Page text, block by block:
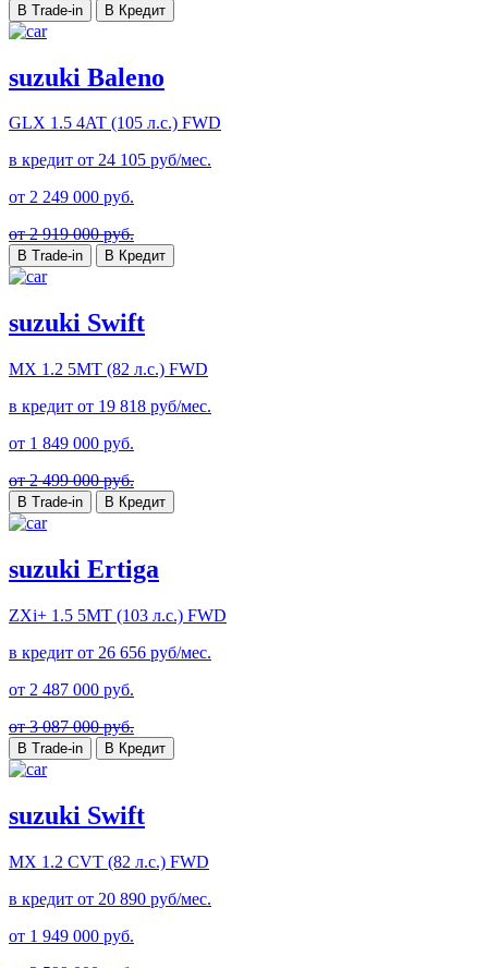
В Trade-in В Кредит
suzuki Baleno
GLX 1.5 4AT (105 л.с.) FWD
в кредит от 24 105 руб/мес.
от 2 249 000 руб.
от 2 919 000 руб.
В Trade-in В Кредит
suzuki Swift
MX 1.2 5MT (82 л.с.) FWD
в кредит от 19 818 руб/мес.
от 1 849 000 руб.
от 2 499 000 руб.
В Trade-in В Кредит
suzuki Ertiga
ZXi+ 1.5 5MT (103 л.с.) FWD
в кредит от 26 656 руб/мес.
от 2 487 000 руб.
от 3 087 000 руб.
В Trade-in В Кредит
suzuki Swift
MX 1.2 CVT (82 л.с.) FWD
в кредит от 20 890 руб/мес.
от 1 949 000 руб.